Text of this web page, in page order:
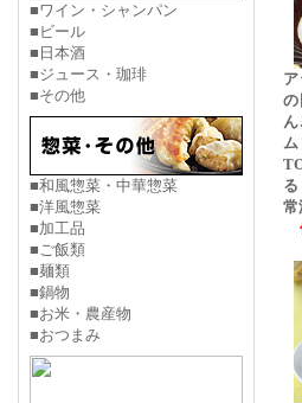
■ワイン・シャンパン
■ビール
■日本酒
■ジュース・珈琲
■その他
■和風惣菜・中華惣菜
■洋風惣菜
■加工品
■ご飯類
■麺類
■鍋物
■お米・農産物
■おつまみ
の
る
常